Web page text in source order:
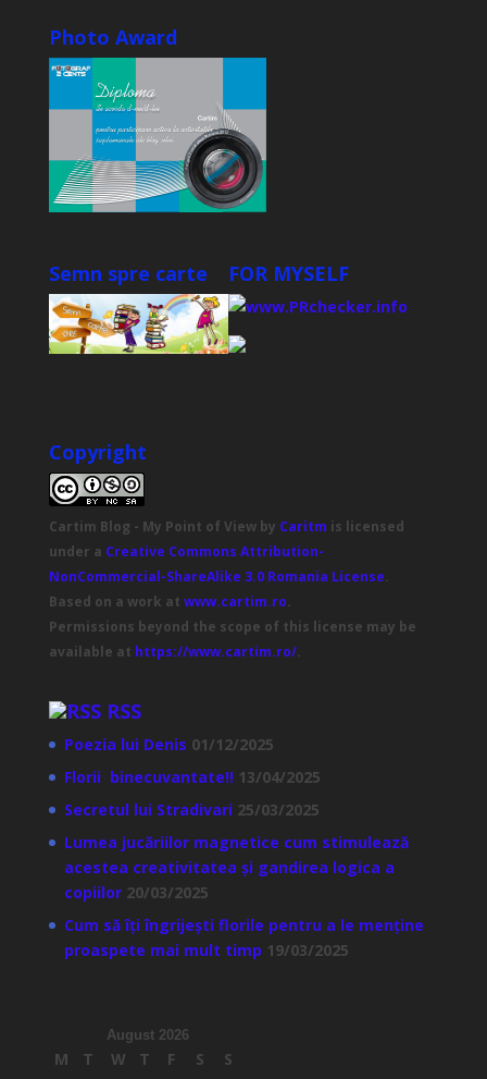
Photo Award
Semn spre carte FOR MYSELF
Copyright
Cartim Blog - My Point of Viewby Caritm is licensed
under a Creative Commons Attribution-
NonCommercial-ShareAlike 3.0 Romania License.
Based on a work at www.cartim.ro.
Permissions beyond the scope of this license may be
available at https://www.cartim.ro/.
RSS
Poezia lui Denis 01/12/2025
Florii binecuvantate!! 13/04/2025
Secretul lui Stradivari 25/03/2025
Lumea jucăriilor magnetice cum stimulează
acestea creativitatea și gandirea logica a
copiilor 20/03/2025
Cum să îți îngrijești florile pentru a le menține
proaspete mai mult timp 19/03/2025
August 2026
M T W T F S S